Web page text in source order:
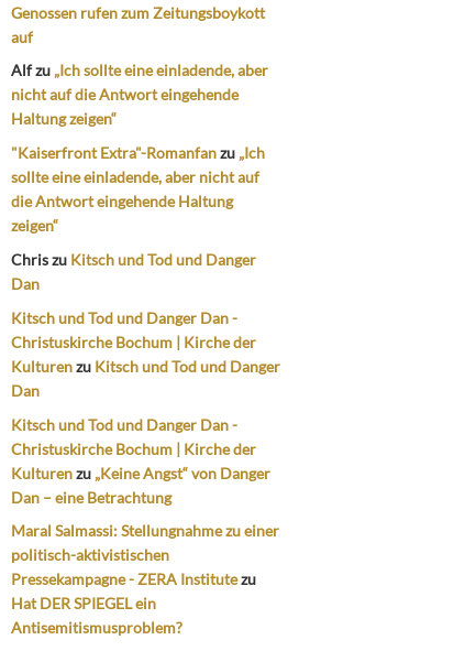
Genossen rufen zum Zeitungsboykott
auf
Alfzu „Ich sollte eine einladende, aber
nicht auf die Antwort eingehende
Haltung zeigen“
"Kaiserfront Extra"-Romanfanzu „Ich
sollte eine einladende, aber nicht auf
die Antwort eingehende Haltung
zeigen“
Chriszu Kitsch und Tod und Danger
Dan
Kitsch und Tod und Danger Dan -
Christuskirche Bochum | Kirche der
Kulturenzu Kitsch und Tod und Danger
Dan
Kitsch und Tod und Danger Dan -
Christuskirche Bochum | Kirche der
Kulturenzu „Keine Angst“ von Danger
Dan – eine Betrachtung
Maral Salmassi: Stellungnahme zu einer
politisch-aktivistischen
Pressekampagne - ZERA Institutezu
Hat DER SPIEGEL ein
Antisemitismusproblem?